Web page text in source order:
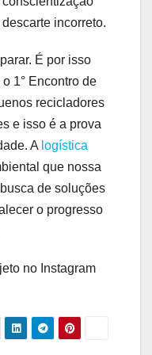
incorreto.
É por isso
1° Encontro de
recicladores
e isso é a prova
A logística
que nossa
de soluções
o progresso
no Instagram